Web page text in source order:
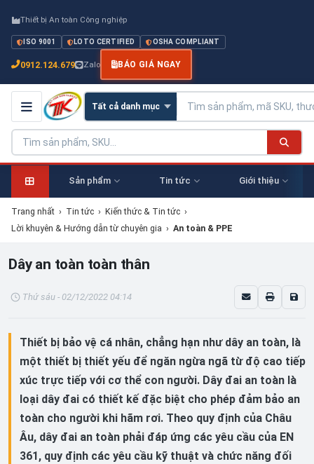
Thiết bị An toàn Công nghiệp
ISO 9001 LOTO CERTIFIED OSHA COMPLIANT
0912.124.679 Zalo BÁO GIÁ NGAY
Sản phẩm Tin tức Giới thiệu
Trang nhất › Tin tức › Kiến thức & Tin tức ›
Lời khuyên & Hướng dẫn từ chuyên gia › An toàn & PPE
Dây an toàn toàn thân
Thứ sáu - 02/12/2022 04:14
Thiết bị bảo vệ cá nhân, chẳng hạn như dây an toàn, là
một thiết bị thiết yếu để ngăn ngừa ngã từ độ cao tiếp
xúc trực tiếp với cơ thể con người. Dây đai an toàn là
loại dây đai có thiết kế đặc biệt cho phép đảm bảo an
toàn cho người khi hãm rơi. Theo quy định của Châu
Âu, dây đai an toàn phải đáp ứng các yêu cầu của EN
361, quy định các yêu cầu kỹ thuật và chức năng đối